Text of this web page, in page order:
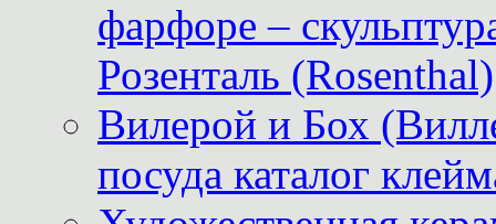
фарфоре –
Розенталь (Rosenthal)
Вилерой и Бох
посуда каталог